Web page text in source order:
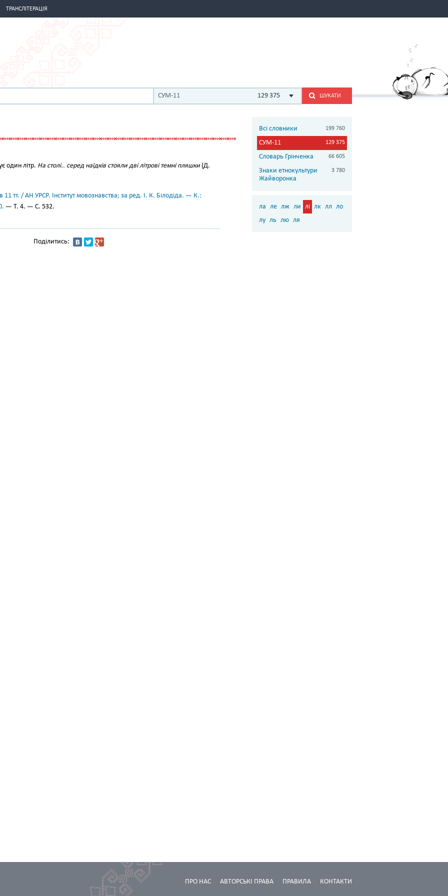
ТРАНСЛІТЕРАЦІЯ
СУМ-11 129 375 ШУКАТИ
один літр. На столі.. серед наїдків стояли дві літрові темні пляшки (Д.
11 тт. / АН УРСР. Інститут мовознавства; за ред. І. К. Білодіда. — К.:
— Т. 4. — С. 532.
Поділитись:
Всі словники 199 760
СУМ-11 129 375
Словарь Грінченка 66 605
Знаки етнокультури
Жайворонка
3 780
ла ле лж ли лі лк лл ло
лу ль лю ля
КОНТАКТИ
ПРАВИЛА
АВТОРСЬКІ ПРАВА
ПРО НАС